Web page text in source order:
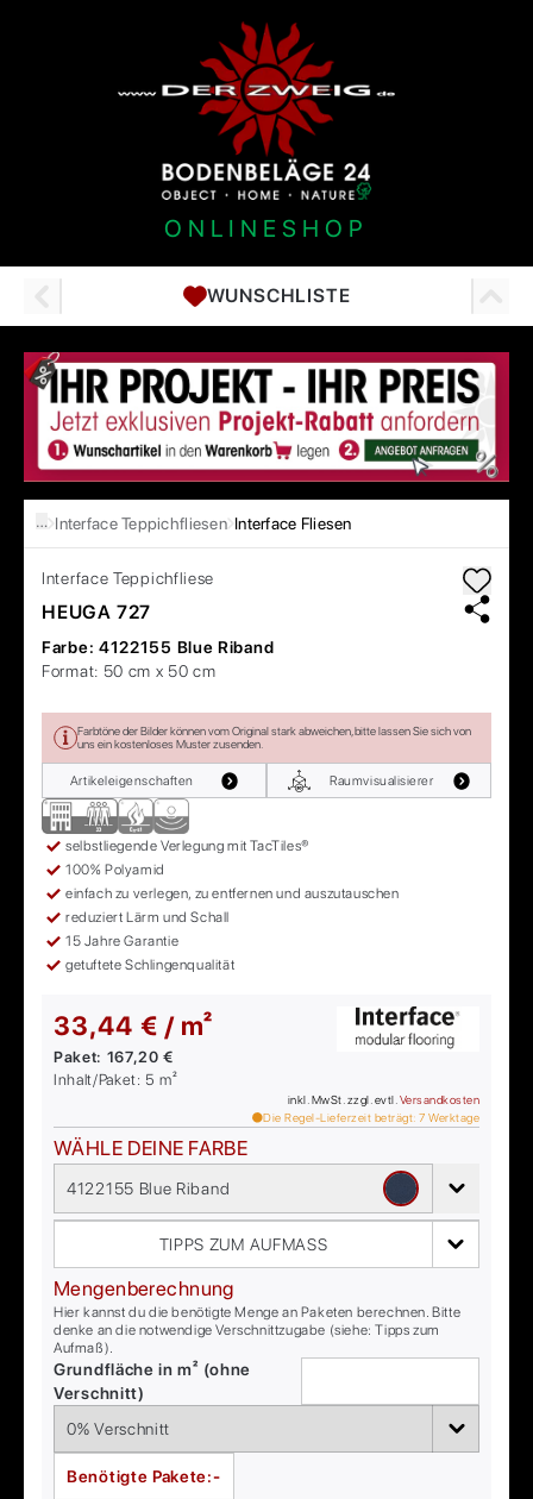
ONLINESHOP
WUNSCHLISTE
… Interface Teppichfliesen Interface Fliesen
Interface Teppichfliese
HEUGA 727
Farbe: 4122155 Blue Riband
Format: 50 cm x 50 cm
Farbtöne der Bilder können vom Original stark abweichen, bitte lassen Sie sich von
uns ein kostenloses Muster zusenden.
Artikeleigenschaften Raumvisualisierer
selbstliegende Verlegung mit TacTiles®
100% Polyamid
einfach zu verlegen, zu entfernen und auszutauschen
reduziert Lärm und Schall
15 Jahre Garantie
getuftete Schlingenqualität
33,44 € / m²
Paket: 167,20 €
Inhalt/Paket: 5 m²
inkl. MwSt. zzgl. evtl. Versandkosten
Die Regel-Lieferzeit beträgt: 7 Werktage
WÄHLE DEINE FARBE
4122155 Blue Riband
TIPPS ZUM AUFMASS
Mengenberechnung
Hier kannst du die benötigte Menge an Paketen berechnen. Bitte
denke an die notwendige Verschnittzugabe (siehe: Tipps zum
Aufmaß).
Grundfläche in m² (ohne
Verschnitt)
Benötigte Pakete:-